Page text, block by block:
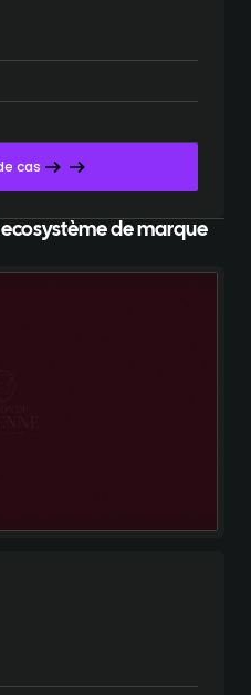
cas
de marque